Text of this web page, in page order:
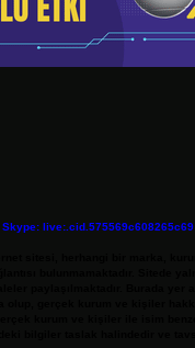
Skype: live:.cid.575569c608265c69